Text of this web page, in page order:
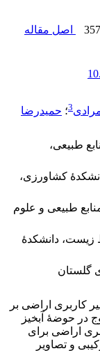
اصل مقاله
3؛ حمیدرضا
طبیعی،
کشاورزی،
طبیعی و علوم
زیست، دانشکدۀ
گلستان
کاربری اراضی بر
در حوضۀ آبخیز
اراضی برای
ترکیبی و تصاویر